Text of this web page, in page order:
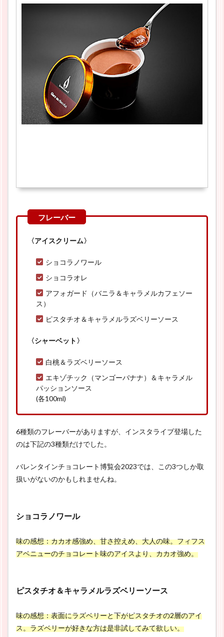
〈アイスクリーム〉
ショコラノワール
ショコラオレ
アフォガード（バニラ＆キャラメルカフェソー
ス）
ピスタチオ＆キャラメルラズベリーソース
〈シャーベット〉
白桃＆ラズベリーソース
エキゾチック（マンゴーバナナ）＆キャラメル
パッションソース
(各100ml)
6種類のフレーバーがありますが、インスタライブ登場した
のは下記の3種類だけでした。
バレンタインチョコレート博覧会2023では、この3つしか取
扱いがないのかもしれませんね。
ショコラノワール
味の感想：カカオ感強め、甘さ控えめ、大人の味。フィフス
アベニューのチョコレート味のアイスより、カカオ強め。
ピスタチオ＆キャラメルラズベリーソース
味の感想：表面にラズベリーと下がピスタチオの2層のアイ
ス。ラズベリーが好きな方は是非試してみて欲しい。